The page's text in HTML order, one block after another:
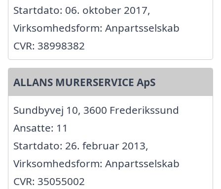
Startdato: 06. oktober 2017,
Virksomhedsform: Anpartsselskab
CVR: 38998382
ALLANS MURERSERVICE ApS
Sundbyvej 10, 3600 Frederikssund
Ansatte: 11
Startdato: 26. februar 2013,
Virksomhedsform: Anpartsselskab
CVR: 35055002